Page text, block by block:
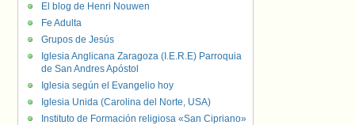
El blog de Henri Nouwen
Fe Adulta
Grupos de Jesús
Iglesia Anglicana Zaragoza (I.E.R.E) Parroquia
de San Andres Apóstol
Iglesia según el Evangelio hoy
Iglesia Unida (Carolina del Norte, USA)
Instituto de Formación religiosa «San Cipriano»